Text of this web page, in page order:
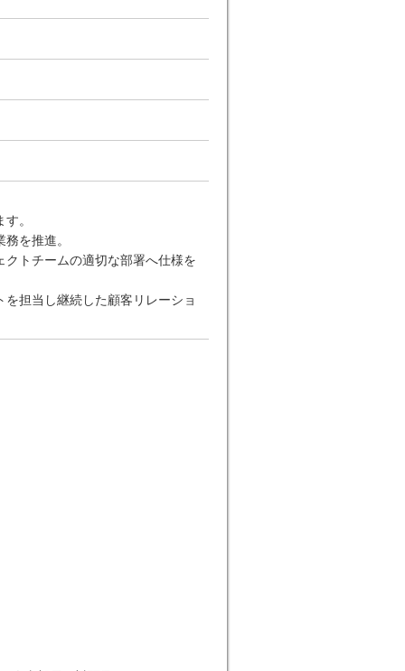
。
を推進。
トチームの適切な部署へ仕様を
担当し継続した顧客リレーショ